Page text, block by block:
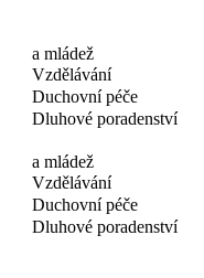
a mládež
Vzdělávání
Duchovní péče
Dluhové poradenství
a mládež
Vzdělávání
Duchovní péče
Dluhové poradenství